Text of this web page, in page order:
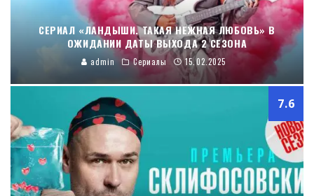
СЕРИАЛ «ЛАНДЫШИ. ТАКАЯ НЕЖНАЯ ЛЮБОВЬ» В
ОЖИДАНИИ ДАТЫ ВЫХОДА 2 СЕЗОНА
admin Сериалы 15.02.2025
7.6